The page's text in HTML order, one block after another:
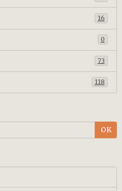
16
0
73
118
OK